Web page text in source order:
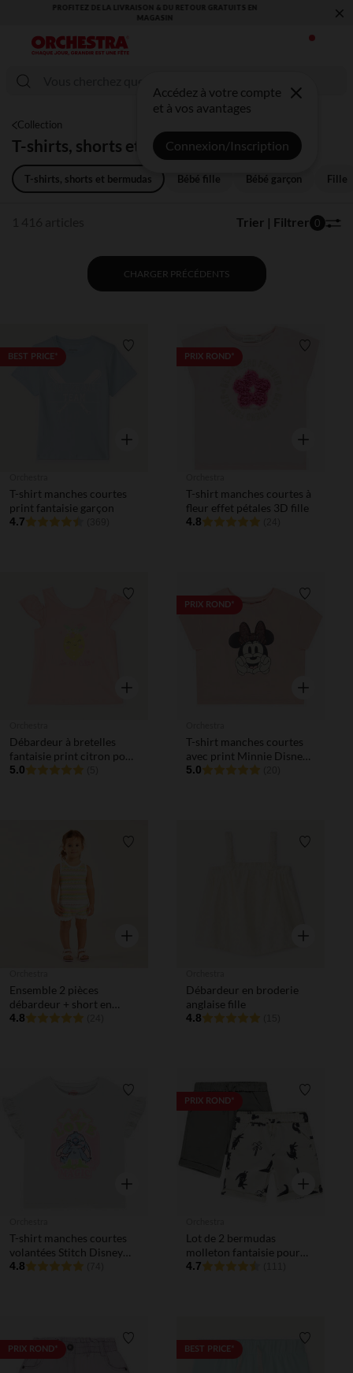
VOUS ALLEZ ADORER LA RENTRÉE ! DÉCOUVREZ LA NOUVELLE
COLLECTION !
×
Accédez à votre compte
et à vos avantages
Connexion/Inscription
Collection
T-shirts, shorts et bermudas
T-shirts, shorts et bermudas Bébé fille Bébé garçon Fille
Trier | Filtrer 0
CHARGER PRÉCÉDENTS
BEST PRICE* Liste de souhaits
Aperçu rapide
T-shirt manches courtes
print fantaisie garçon
4.7
PRIX ROND*
Aperçu
T-shirt manches courtes à
fleur effet pétales 3D fille
4.8
Liste de souhaits
Aperçu rapide
Débardeur à bretelles
fantaisie print citron pour
bébé fille
5.0
PRIX ROND*
Aperçu
T-shirt manches courtes
avec print Minnie Disney
fille
5.0
Aperçu rapide
Ensemble 2 pièces
débardeur + short en
maille tricotée fantaisie
4.8
Aperçu
Débardeur en broderie
anglaise fille
4.8
Liste de souhaits
Aperçu rapide
T-shirt manches courtes
volantées Stitch Disney
fille
4.8
PRIX ROND*
Aperçu
Lot de 2 bermudas
molleton fantaisie pour
bébé garçon
4.7
PRIX ROND* Liste de souhaits
BEST PRICE*